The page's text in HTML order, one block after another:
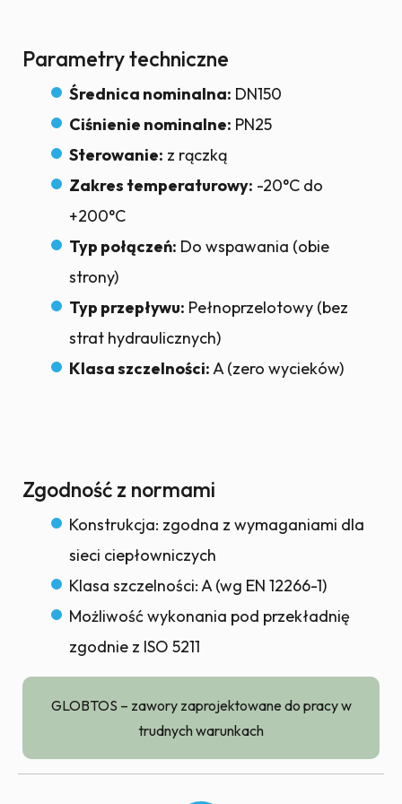
Parametry techniczne
Średnica nominalna: DN150
Ciśnienie nominalne: PN25
Sterowanie: z rączką
Zakres temperaturowy: -20°C do
+200°C
Typ połączeń: Do wspawania (obie
strony)
Typ przepływu: Pełnoprzelotowy (bez
strat hydraulicznych)
Klasa szczelności:A (zero wycieków)
Zgodność z normami
Konstrukcja: zgodna z wymaganiami dla
sieci ciepłowniczych
Klasa szczelności: A (wg EN 12266-1)
Możliwość wykonania pod przekładnię
zgodnie z ISO 5211
GLOBTOS – zawory zaprojektowane do pracy w
trudnych warunkach